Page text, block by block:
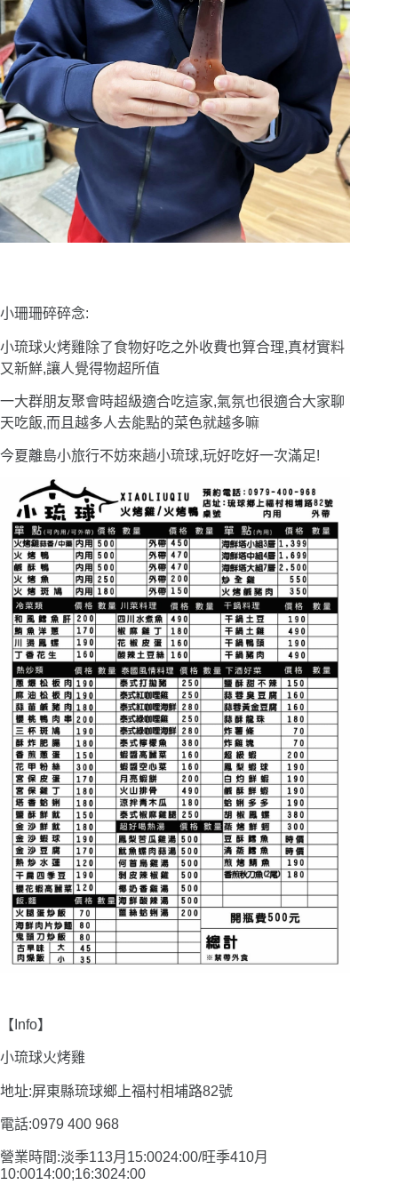
小珊珊碎碎念:
小琉球火烤雞除了食物好吃之外收費也算合理,真材實料
又新鮮,讓人覺得物超所值
一大群朋友聚會時超級適合吃這家,氣氛也很適合大家聊
天吃飯,而且越多人去能點的菜色就越多嘛
今夏離島小旅行不妨來趟小琉球,玩好吃好一次滿足!
【Info】
小琉球火烤雞
地址:屏東縣琉球鄉上福村相埔路82號
電話:0979 400 968
營業時間:淡季113月15:0024:00/旺季410月
10:0014:00;16:3024:00